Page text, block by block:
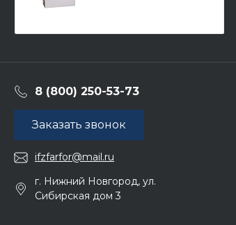
8 (800) 250-53-73
Заказать звонок
ifzfarfor@mail.ru
г. Нижний Новгород, ул.
Сибирская дом 3